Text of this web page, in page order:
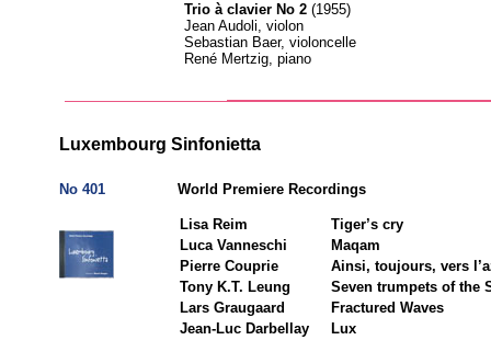
Trio à clavier No 2 (1955)
Jean Audoli, violon
Sebastian Baer, violoncelle
René Mertzig, piano
Luxembourg Sinfonietta
No 401 World Premiere Recordings
Lisa Reim
Tiger’s cry
Luca Vanneschi
Maqam
Pierre Couprie
Ainsi, toujours, vers
Tony K.T. Leung
Seven trumpets of the
Lars Graugaard
Fractured Waves
Jean-Luc Darbellay
Lux